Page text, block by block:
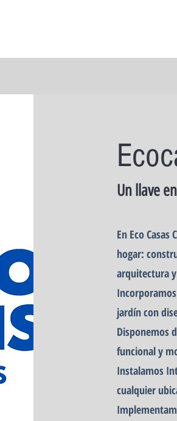
Un llave
En Eco
hogar:
arquitectura
jardín con
Disponemos
funcional y
Instalamos
cualquier